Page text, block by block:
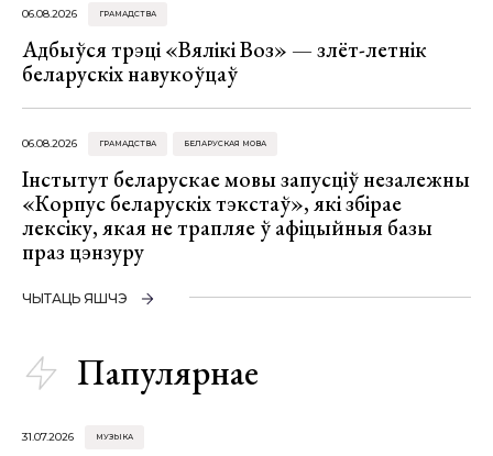
06.08.2026 ГРАМАДСТВА
Адбыўся трэці «Вялікі Воз» — злёт-летнік
беларускіх навукоўцаў
06.08.2026 ГРАМАДСТВА БЕЛАРУСКАЯ МОВА
Інстытут беларускае мовы запусціў незалежны
«Корпус беларускіх тэкстаў», які збірае
лексіку, якая не трапляе ў афіцыйныя базы
праз цэнзуру
ЧЫТАЦЬ ЯШЧЭ
Папулярнае
31.07.2026 МУЗЫКА